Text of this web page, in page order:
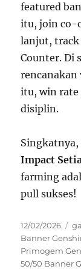
featured
itu, join co-
lanjut, track
Counter. Di
rencanakan
itu, win rate
disiplin.
Singkatnya,
Impact
farming
pull sukses!
Posted
on
12/02/2026
Banner
Primogem
50/50 Banner